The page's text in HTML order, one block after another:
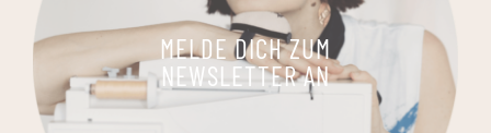
MELDE DICH ZUM
NEWSLETTER AN